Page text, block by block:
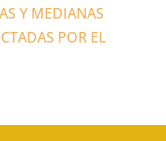
Y MEDIANAS
POR EL